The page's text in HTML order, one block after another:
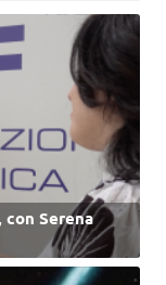
Serena